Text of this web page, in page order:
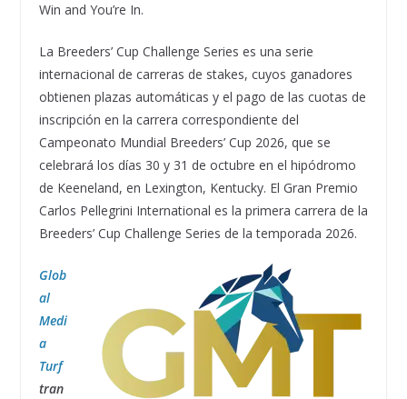
Win and You’re In.
La Breeders’ Cup Challenge Series es una serie
internacional de carreras de stakes, cuyos ganadores
obtienen plazas automáticas y el pago de las cuotas de
inscripción en la carrera correspondiente del
Campeonato Mundial Breeders’ Cup 2026, que se
celebrará los días 30 y 31 de octubre en el hipódromo
de Keeneland, en Lexington, Kentucky. El Gran Premio
Carlos Pellegrini International es la primera carrera de la
Breeders’ Cup Challenge Series de la temporada 2026.
Glob
al
Medi
a
Turf
tran